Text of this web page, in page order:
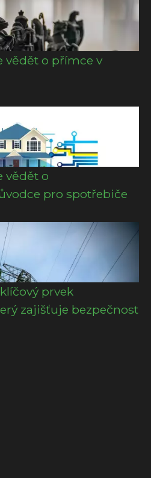
vědět o přímce v
vědět o
pro spotřebiče
prvek
zajišťuje bezpečnost